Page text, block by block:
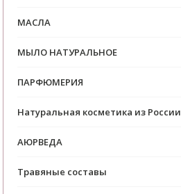
МАСЛА
МЫЛО НАТУРАЛЬНОЕ
ПАРФЮМЕРИЯ
Натуральная косметика из России
АЮРВЕДА
Травяные составы